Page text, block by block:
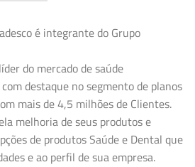
é integrante do Grupo
do mercado de saúde
destaque no segmento de planos
mais de 4,5 milhões de Clientes.
melhoria de seus produtos e
de produtos Saúde e Dental que
e ao perfil de sua empresa.